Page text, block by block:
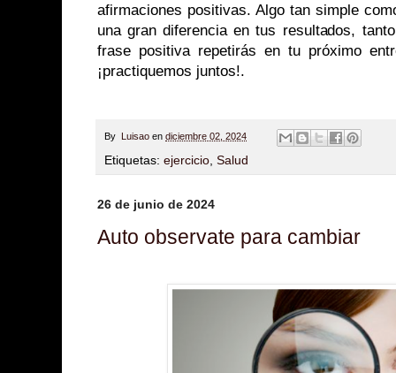
afirmaciones positivas. Algo tan simple
una gran diferencia en tus resultados,
frase positiva repetirás en tu próximo
¡practiquemos juntos!.
By Luisao en diciembre 02, 2024
Etiquetas: ejercicio Salud
26 de junio de 2024
Auto observate para cambiar